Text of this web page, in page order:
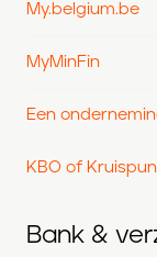
My.belgium.be
MyMinFin
Een
KBO of
Bank &